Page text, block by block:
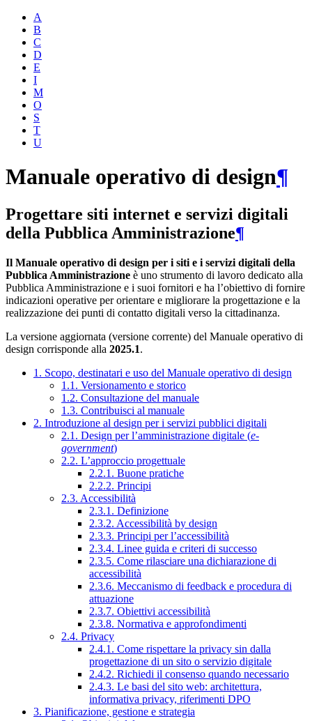
A
B
C
D
E
I
M
O
S
T
U
Manuale operativo di design¶
Progettare siti internet e servizi digitali
della Pubblica Amministrazione¶
Il Manuale operativo di design per i siti e i servizi digitali della
Pubblica Amministrazione è uno strumento di lavoro dedicato alla
Pubblica Amministrazione e i suoi fornitori e ha l’obiettivo di fornire
indicazioni operative per orientare e migliorare la progettazione e la
realizzazione dei punti di contatto digitali verso la cittadinanza.
La versione aggiornata (versione corrente) del Manuale operativo di
design corrisponde alla 2025.1.
1. Scopo, destinatari e uso del Manuale operativo di design
1.1. Versionamento e storico
1.2. Consultazione del manuale
1.3. Contribuisci al manuale
2. Introduzione al design per i servizi pubblici digitali
2.1. Design per l’amministrazione digitale (e-
government)
2.2. L’approccio progettuale
2.2.1. Buone pratiche
2.2.2. Principi
2.3. Accessibilità
2.3.1. Definizione
2.3.2. Accessibilità by design
2.3.3. Principi per l’accessibilità
2.3.4. Linee guida e criteri di successo
2.3.5. Come rilasciare una dichiarazione di
accessibilità
2.3.6. Meccanismo di feedback e procedura di
attuazione
2.3.7. Obiettivi accessibilità
2.3.8. Normativa e approfondimenti
2.4. Privacy
2.4.1. Come rispettare la privacy sin dalla
progettazione di un sito o servizio digitale
2.4.2. Richiedi il consenso quando necessario
2.4.3. Le basi del sito web: architettura,
informativa privacy, riferimenti DPO
3. Pianificazione, gestione e strategia